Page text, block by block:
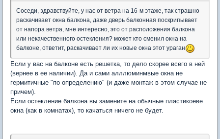
Соседи, здравствуйте, у нас от ветра на 16-м этаже, так страшно
раскачивает окна балкона, даже дверь балконная поскрипывает
от напора ветра, мне интересно, это от расположения балкона
или некачественного остекления? может кто сменил окна на
балконе, ответит, раскачивает ли их новые окна этот ураган
Если у вас на балконе есть решетка, то дело скорее всего в ней
(вернее в ее наличии). Да и сами алллюминмвые окна не
гермитичные "по определению" (и даже монтаж в этом случае не
причем).
Если остекление балкона вы замените на обычные пластикоеве
окна (как в комнатах), то качаться ничего не будет.